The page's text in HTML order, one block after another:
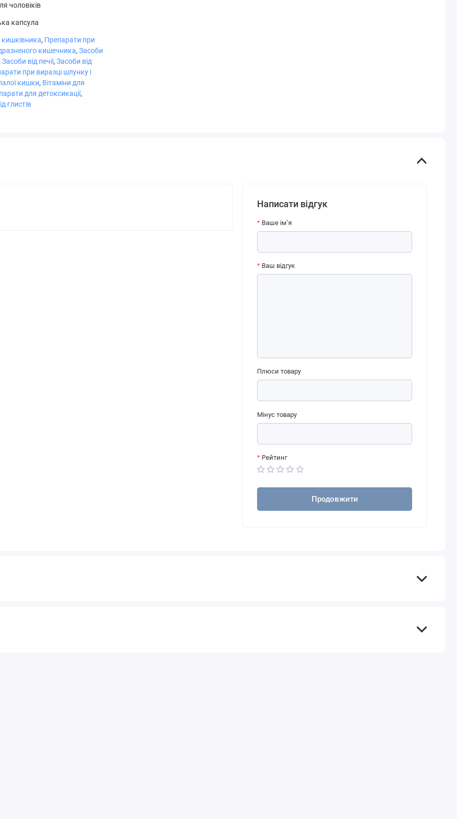
з капсули. Цей препарат протипоказаний пацієнтам з
одиниць USP, Protease 14,000 одиниць USP, Lipase 2,450
чоловіків
капсула
кишківника, Препарати при
кишечника, Засоби
Засоби від печії, Засоби від
при виразці шлунку і
кишки, Вітаміни для
для детоксикації,
глистів
Написати відгук
Ваше ім’я
Ваш відгук
Плюси товару
Мінус товару
Рейтинг
Продовжити